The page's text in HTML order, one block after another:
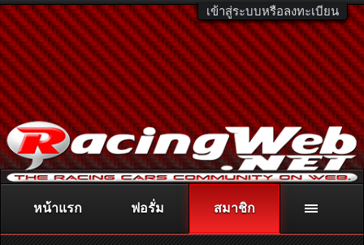
เข้าสู่ระบบหรือลงทะเบียน
ติดต่อลงโฆษณา racingweb@gmail.comหรือโทร. 081-811-1138
หรืออ่านรายละเอียดเพิ่มเติม คลิกที่นี่
หน้าแรก ฟอรั่ม สมาชิก